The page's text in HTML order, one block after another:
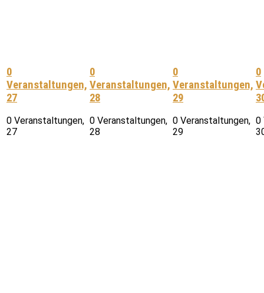
0
Veranstaltungen,
27
0 Veranstaltungen,
27
0
Veranstaltungen,
28
0 Veranstaltungen,
28
0
Veranstaltungen,
29
0 Veranstaltungen,
29
0
0